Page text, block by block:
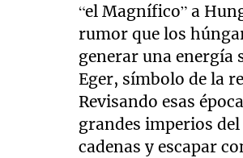
“el Magnífico” a
rumor que los
generar una energía
Eger, símbolo de la
Revisando esas
grandes imperios
cadenas y escapar